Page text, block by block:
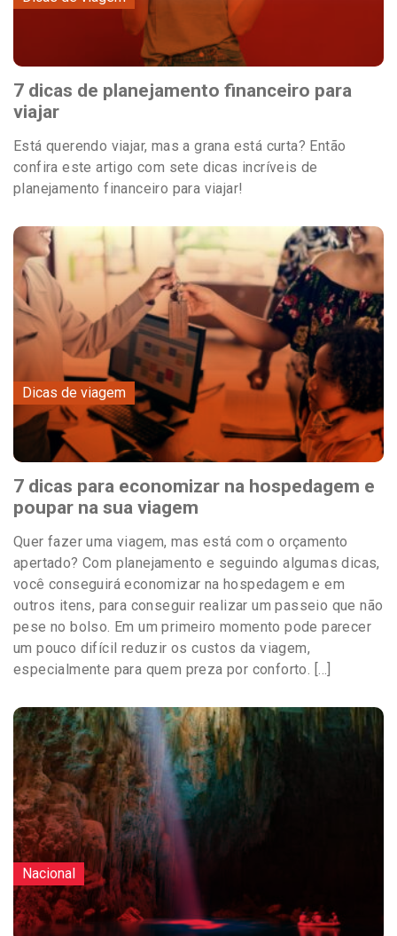
7 dicas de planejamento financeiro para
viajar
Está querendo viajar, mas a grana está curta? Então
confira este artigo com sete dicas incríveis de
planejamento financeiro para viajar!
Dicas de viagem
7 dicas para economizar na hospedagem e
poupar na sua viagem
Quer fazer uma viagem, mas está com o orçamento
apertado? Com planejamento e seguindo algumas dicas,
você conseguirá economizar na hospedagem e em
outros itens, para conseguir realizar um passeio que não
pese no bolso. Em um primeiro momento pode parecer
um pouco difícil reduzir os custos da viagem,
especialmente para quem preza por conforto. […]
Nacional